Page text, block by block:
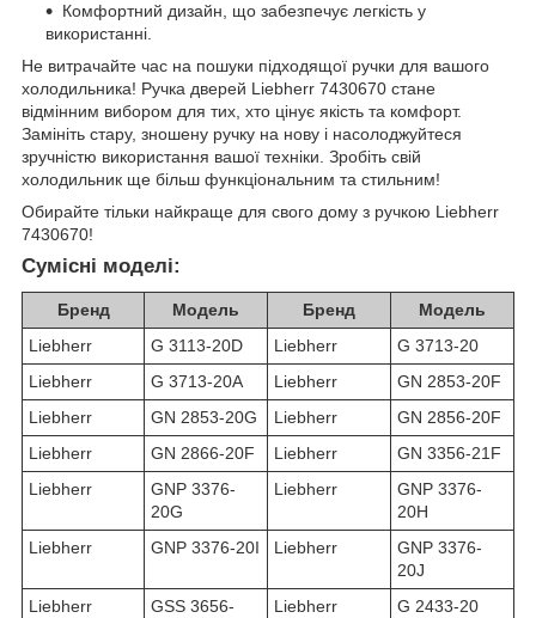
Комфортний дизайн, що забезпечує легкість у
використанні.
Не витрачайте час на пошуки підходящої ручки для вашого
холодильника! Ручка дверей Liebherr 7430670 стане
відмінним вибором для тих, хто цінує якість та комфорт.
Замініть стару, зношену ручку на нову і насолоджуйтеся
зручністю використання вашої техніки. Зробіть свій
холодильник ще більш функціональним та стильним!
Обирайте тільки найкраще для свого дому з ручкою Liebherr
7430670!
Сумісні моделі:
Бренд Модель Бренд
Модель
Liebherr
G 3113-20D Liebherr
G 3713-20
Liebherr
G 3713-20A Liebherr
GN 2853-20F
Liebherr
GN 2853-20G Liebherr
GN 2856-20F
Liebherr
GN 2866-20F Liebherr
GN 3356-21F
Liebherr
GNP 3376-
20G
Liebherr
GNP 3376-
20H
Liebherr
GNP 3376-20I Liebherr
GNP 3376-
20J
Liebherr
GSS 3656-
Liebherr G 2433-20